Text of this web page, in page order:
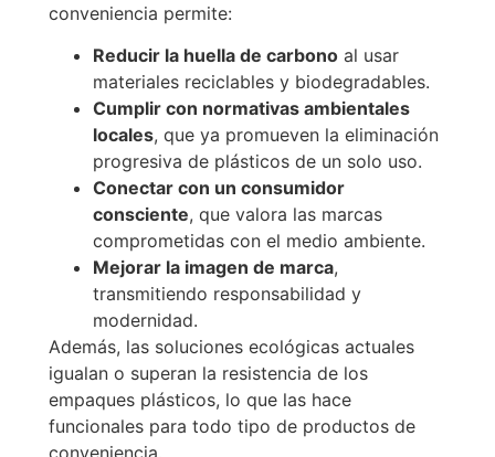
conveniencia permite:
Reducir la huella de carbono al usar
materiales reciclables y biodegradables.
Cumplir con normativas ambientales
locales, que ya promueven la eliminación
progresiva de plásticos de un solo uso.
Conectar con un consumidor
consciente, que valora las marcas
comprometidas con el medio ambiente.
Mejorar la imagen de marca,
transmitiendo responsabilidad y
modernidad.
Además, las soluciones ecológicas actuales
igualan o superan la resistencia de los
empaques plásticos, lo que las hace
funcionales para todo tipo de productos de